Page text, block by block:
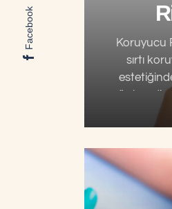
Koruyucu
sırtı
yöntemdir.
gibi bu
burnun
Facebook